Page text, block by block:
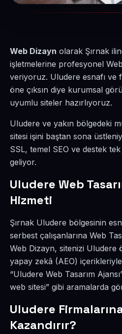
Web Dizayn olarak Şırnak
işletmelerine profesyonel Web
veriyoruz. Uludere esnafı ve
öne çıksın diye kurumsal
uyumlu siteler hazırlıyoruz.
Uludere ve yakın bölgedeki
sitesi işini baştan sona
SSL, temel SEO ve destek tek
geliyor.
Uludere Web
Hizmeti
Şırnak Uludere bölgesinin
serbest çalışanlarına Web
Web Dizayn, sitenizi Uludere
yapay zekâ (AEO)
“Uludere Web Tasarım
web sitesi” gibi aramalarda
Uludere
Kazandırır?